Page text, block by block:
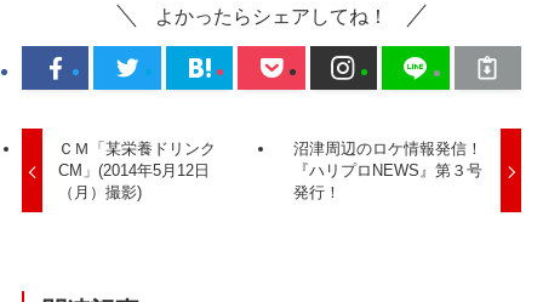
よかったらシェアしてね！
ＣＭ「某栄養ドリンク
CM」(2014年5月12日
（月）撮影)
沼津周辺のロケ情報発信！
『ハリプロNEWS』第３号
発行！